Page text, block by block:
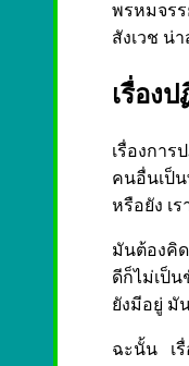
พรหมจร
สังเวช น่
เรื่อง
เรื่องการ
คนอื่นเป็
หรือยัง เ
มันต้องคิ
ดีก็ไม่เป็
ยังมีอยู่ มั
ฉะนั้น เ